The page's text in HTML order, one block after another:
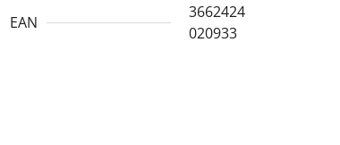
EAN
3662424
020933